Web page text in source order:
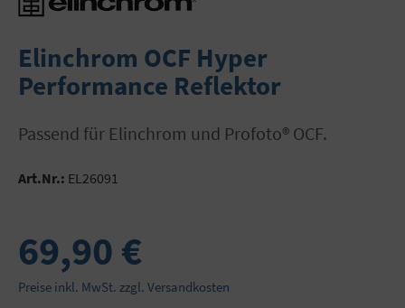
Elinchrom OCF Hyper
Performance Reflektor
Passend für Elinchrom und Profoto® OCF.
Art.Nr.: EL26091
69,90 €
Preise inkl. MwSt. zzgl. Versandkosten